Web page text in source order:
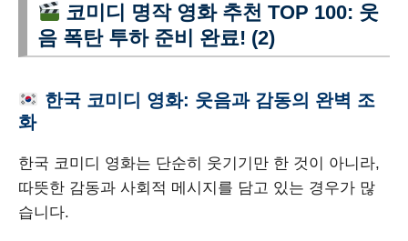
코미디 명작 영화 추천 TOP 100: 웃
음 폭탄 투하 준비 완료! (2)
한국 코미디 영화: 웃음과 감동의 완벽 조
화
한국 코미디 영화는 단순히 웃기기만 한 것이 아니라,
따뜻한 감동과 사회적 메시지를 담고 있는 경우가 많
습니다.